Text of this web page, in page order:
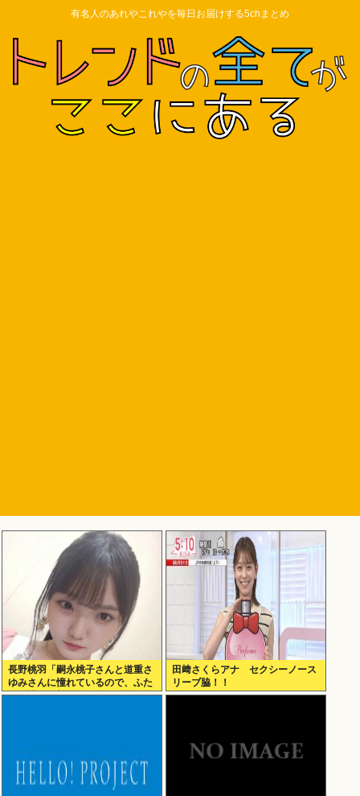
有名人のあれやこれやを毎日お届けする5chまとめ
長野桃羽「嗣永桃子さんと道重さ
ゆみさんに憧れているので、ふた
りの憧れの部分をぎゅっと集めた
田﨑さくらアナ セクシーノース
リーブ脇！！